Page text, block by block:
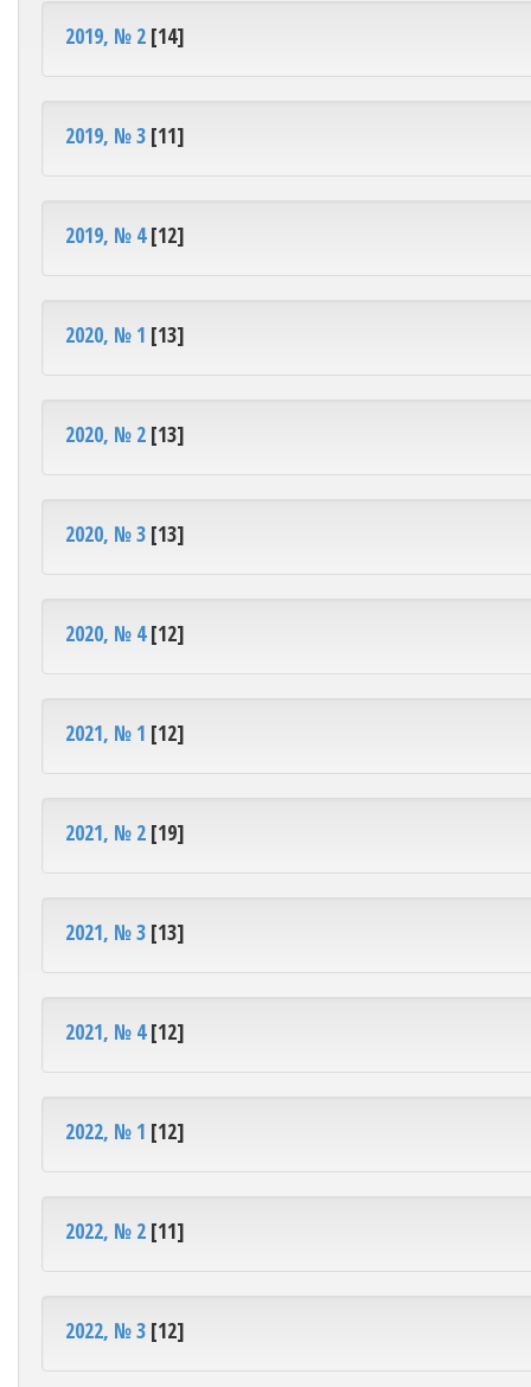
2019, № 2 [14]
2019, № 3 [11]
2019, № 4[12]
2020, № 1 [13]
2020, № 2 [13]
2020, № 3 [13]
2020, № 4[12]
2021, № 1 [12]
2021, № 2 [19]
2021, № 3 [13]
2021, № 4[12]
2022, № 1 [12]
2022, № 2 [11]
2022, № 3 [12]